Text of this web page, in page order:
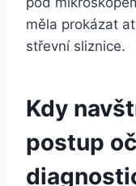
měla prokázat
střevní sliznice.
Kdy
postup